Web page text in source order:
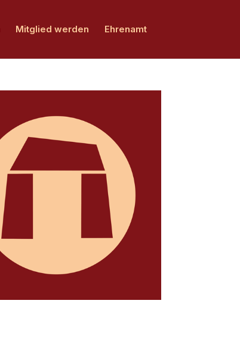
Mitglied werden Ehrenamt